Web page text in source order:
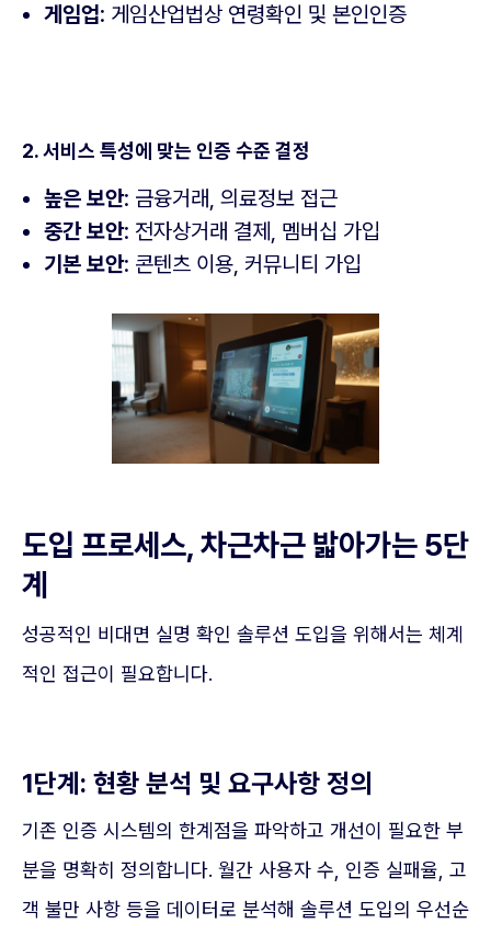
게임업: 게임산업법상 연령확인 및 본인인증
2. 서비스 특성에 맞는 인증 수준 결정
높은 보안: 금융거래, 의료정보 접근
중간 보안: 전자상거래 결제, 멤버십 가입
기본 보안: 콘텐츠 이용, 커뮤니티 가입
도입 프로세스, 차근차근 밟아가는 5단
계
성공적인 비대면 실명 확인 솔루션 도입을 위해서는 체계
적인 접근이 필요합니다.
1단계: 현황 분석 및 요구사항 정의
기존 인증 시스템의 한계점을 파악하고 개선이 필요한 부
분을 명확히 정의합니다. 월간 사용자 수, 인증 실패율, 고
객 불만 사항 등을 데이터로 분석해 솔루션 도입의 우선순